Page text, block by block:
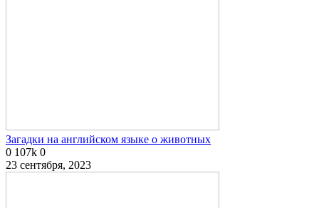
Загадки на английском языке о животных
0 107k 0
23 сентября, 2023